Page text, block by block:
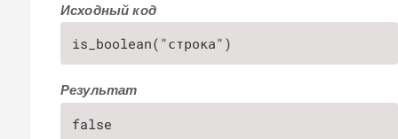
Исходный код
is_boolean("строка")
Результат
false